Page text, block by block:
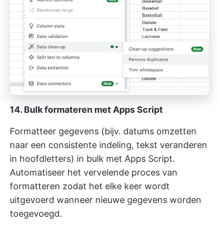
14. Bulk formateren met Apps Script
Formatteer gegevens (bijv. datums omzetten
naar een consistente indeling, tekst veranderen
in hoofdletters) in bulk met Apps Script.
Automatiseer het vervelende proces van
formatteren zodat het elke keer wordt
uitgevoerd wanneer nieuwe gegevens worden
toegevoegd.